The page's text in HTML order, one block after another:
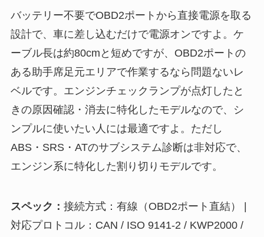
バッテリー不要でOBD2ポートから直接電源を取る
設計で、車に差し込むだけで電源オンですよ。ケ
ーブル長は約80cmと短めですが、OBD2ポートの
ある助手席足元エリアで作業するなら問題ないレ
ベルです。エンジンチェックランプが点灯したと
きの原因確認・消去に特化したモデルなので、シ
ンプルに使いたい人には最適ですよ。ただし
ABS・SRS・ATのサブシステム診断は非対応で、
エンジン系に特化した割り切りモデルです。
スペック： 接続方式：有線（OBD2ポート直結） |
対応プロトコル：CAN / ISO 9141-2 / KWP2000 /